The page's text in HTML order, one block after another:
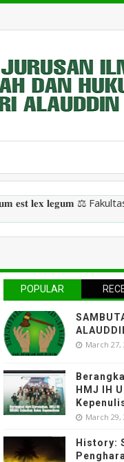
⚖️ Fakultas
POPULAR
March 27,
HMJ IH
March 29,
History: